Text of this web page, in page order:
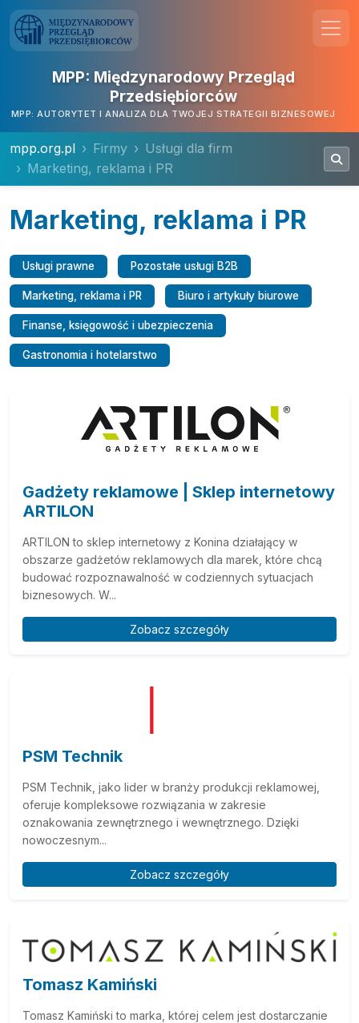
MPP: Międzynarodowy Przegląd
Przedsiębiorców
MPP: AUTORYTET I ANALIZA DLA TWOJEJ STRATEGII BIZNESOWEJ
mpp.org.pl Firmy
Usługi dla firm
Marketing, reklama i PR
Marketing, reklama i PR
Usługi prawne Pozostałe usługi B2B
Marketing, reklama i PR Biuro i artykuły biurowe
Finanse, księgowość i ubezpieczenia
Gastronomia i hotelarstwo
Gadżety reklamowe | Sklep internetowy
ARTILON
ARTILON to sklep internetowy z Konina działający w
obszarze gadżetów reklamowych dla marek, które chcą
budować rozpoznawalność w codziennych sytuacjach
biznesowych. W...
Zobacz szczegóły
PSM Technik
PSM Technik, jako lider w branży produkcji reklamowej,
oferuje kompleksowe rozwiązania w zakresie
oznakowania zewnętrznego i wewnętrznego. Dzięki
nowoczesnym...
Zobacz szczegóły
Tomasz Kamiński
Tomasz Kamiński to marka, której celem jest dostarczanie